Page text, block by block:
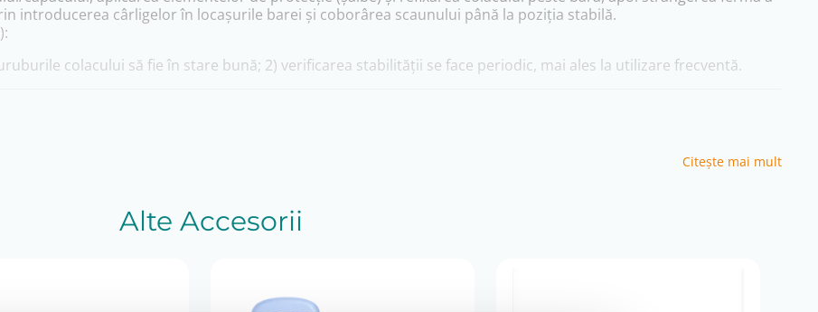
introducerea cârligelor în locașurile barei și coborârea scaunului până la poziția stabilă.
colacului să fie în stare bună; 2) verificarea stabilității se face periodic, mai ales la utilizare frecventă.
Citeşte mai mult
Alte Accesorii